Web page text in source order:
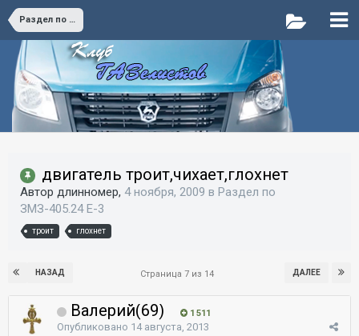
Раздел по ЗМЗ-405.24 E-3
двигатель троит,чихает,глохнет
Автор длинномер, 4 ноября, 2009 в Раздел по
ЗМЗ-405.24 E-3
троит глохнет
НАЗАД ДАЛЕЕ
Страница 7 из 14
Валерий(69) 1 511
Опубликовано 14 августа, 2013